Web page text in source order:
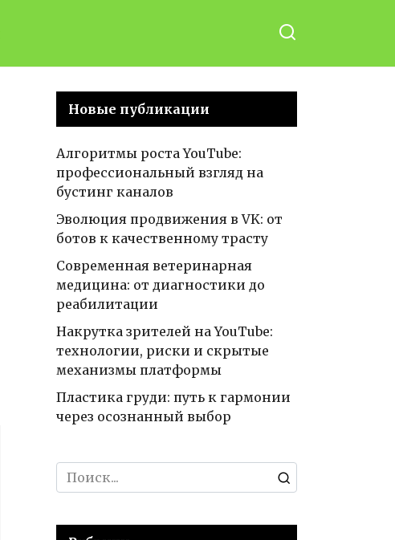
Новые публикации
Алгоритмы роста YouTube:
профессиональный взгляд на
бустинг каналов
Эволюция продвижения в VK: от
ботов к качественному трасту
Современная ветеринарная
медицина: от диагностики до
реабилитации
Накрутка зрителей на YouTube:
технологии, риски и скрытые
механизмы платформы
Пластика груди: путь к гармонии
через осознанный выбор
Search
for: